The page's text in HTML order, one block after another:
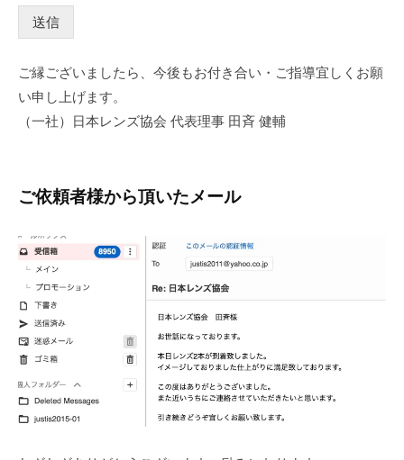
送信
ご縁ございましたら、今後もお付き合い・ご指導宜しくお願
い申し上げます。
（一社）日本レンズ協会 代表理事 田斉 健輔
ご依頼者様から頂いたメール